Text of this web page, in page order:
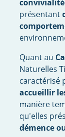
présentant
Quant au
Naturelles
caractérisé
accueillir
manière
qu'elles
démence